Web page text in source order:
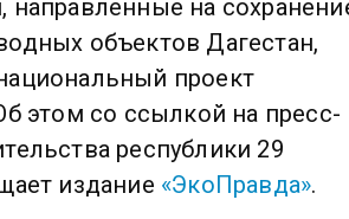
направленные на
объектов Дагестан,
проект
этом со ссылкой на пресс-
республики 29
издание «ЭкоПравда».